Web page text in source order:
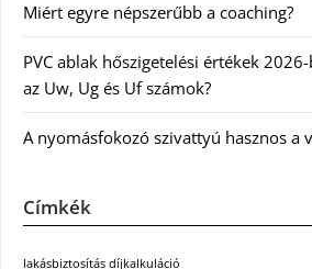
Miért egyre népszerűbb a coaching?
PVC ablak hőszigetelési értékek
az Uw, Ug és Uf számok?
A nyomásfokozó szivattyú hasznos a
Címkék
lakásbiztosítás díjkalkuláció